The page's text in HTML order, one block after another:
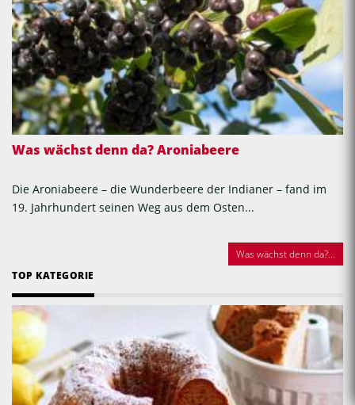
Was wächst denn da? Aroniabeere
Die Aroniabeere – die Wunderbeere der Indianer – fand im
19. Jahrhundert seinen Weg aus dem Osten...
Was wächst denn da?...
TOP KATEGORIE